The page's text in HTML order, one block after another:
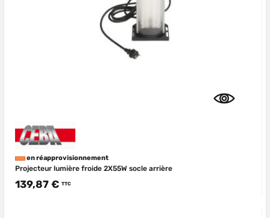
en réapprovisionnement
Projecteur lumière froide 2X55W socle arrière
139,87 € TTC